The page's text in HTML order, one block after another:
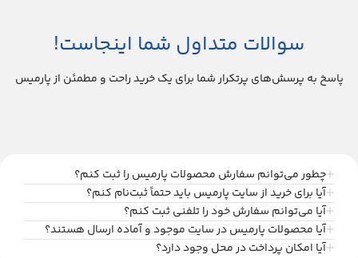
سوالات متداول شما اینجاست!
پاسخ به پرسش‌های پرتکرار شما برای یک خرید راحت و مطمئن از پارمیس
چطور می‌توانم سفارش محصولات پارمیس را ثبت کنم؟
آیا برای خرید از سایت پارمیس باید حتماً ثبت‌نام کنم؟
آیا می‌توانم سفارش خود را تلفنی ثبت کنم؟
آیا محصولات پارمیس در سایت موجود و آماده ارسال هستند؟
آیا امکان پرداخت در محل وجود دارد؟